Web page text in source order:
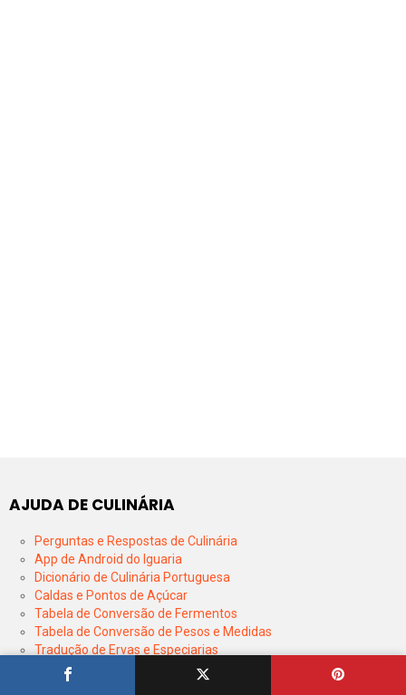
AJUDA DE CULINÁRIA
Perguntas e Respostas de Culinária
App de Android do Iguaria
Dicionário de Culinária Portuguesa
Caldas e Pontos de Açúcar
Tabela de Conversão de Fermentos
Tabela de Conversão de Pesos e Medidas
Tradução de Ervas e Especiarias
Todos os Tipos de Farinhas
Calendário de Épocas de Frutas e Legumes